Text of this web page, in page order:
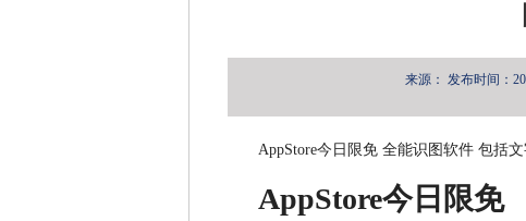
来源： 发布时间：
AppStore今日限免 全能识图软件 包括
AppStore今日限免